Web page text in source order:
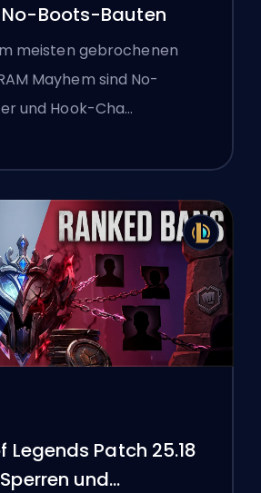
Boots-Bauten
meisten gebrochenen
Mayhem sind No-
und Hook-Cha…
Legends Patch 25.18
und